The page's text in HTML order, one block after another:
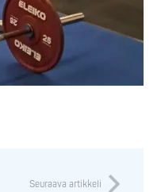
Seuraava artikkeli